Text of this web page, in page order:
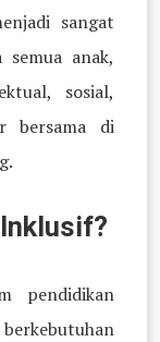
sangat
anak,
sosial,
bersama di
pendidikan